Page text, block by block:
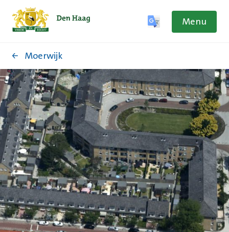
Menu
Moerwijk